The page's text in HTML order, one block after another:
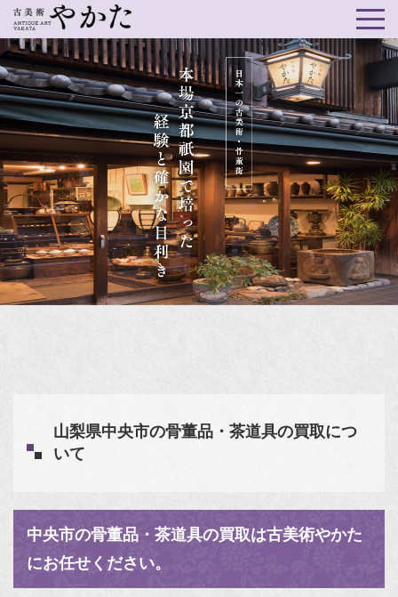
山梨県中央市の骨董品・茶道具の買取につ
いて
中央市の骨董品・茶道具の買取は古美術やかた
にお任せください。